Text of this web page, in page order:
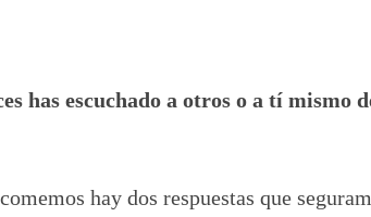
has escuchado a otros o a tí mismo
hay dos respuestas que